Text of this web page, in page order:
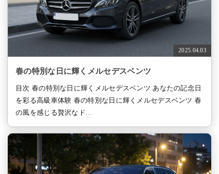
2025.04.03
春の特別な日に輝くメルセデスベンツ
目次 春の特別な日に輝くメルセデスベンツ あなたの記念日
を彩る高級車体験 春の特別な日に輝くメルセデスベンツ 春
の風を感じる贅沢なド…